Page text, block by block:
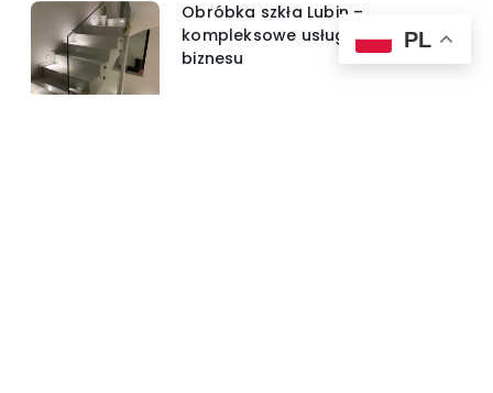
Obróbka szkła Lubin –
kompleksowe usługi dla domu i
biznesu
PL